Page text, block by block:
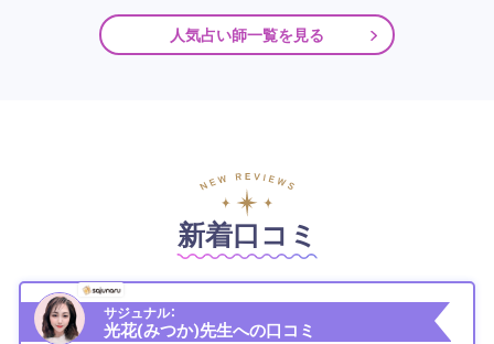
人気占い師一覧を見る
新着口コミ
サジュナル：
光花(みつか)先生への口コミ